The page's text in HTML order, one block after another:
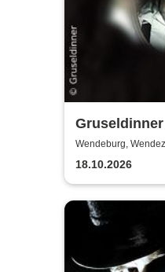
Gruseldinner
Hyde
Wendeburg,
18.10.2026